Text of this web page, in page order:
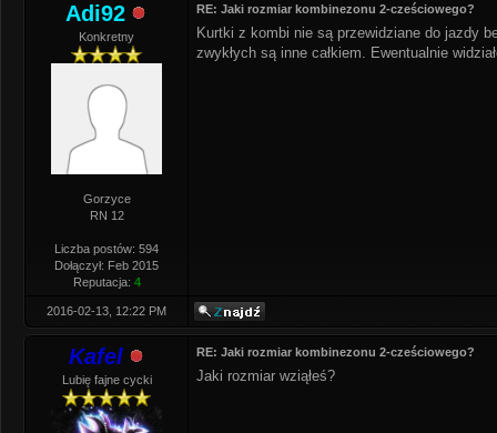
Adi92
Konkretny
Gorzyce
RN 12
Liczba postów: 594
Dołączył: Feb 2015
Reputacja: 4
RE: Jaki rozmiar kombinezonu 2-cześciowego?
Kurtki z kombi nie są przewidziane do jazdy
zwykłych są inne całkiem. Ewentualnie
2016-02-13, 12:22 PM
Kafel
Lubię fajne cycki
RE: Jaki rozmiar kombinezonu 2-cześciowego?
Jaki rozmiar wziąłeś?